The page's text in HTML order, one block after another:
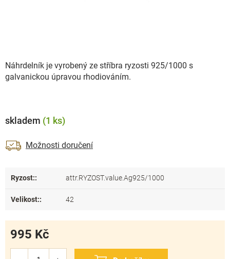
Náhrdelník je vyrobený ze stříbra ryzosti 925/1000 s
galvanickou úpravou rhodiováním.
skladem (1 ks)
Možnosti doručení
995 Kč
Ryzost:: attr.RYZOST.value.Ag925/1000
Velikost:: 42